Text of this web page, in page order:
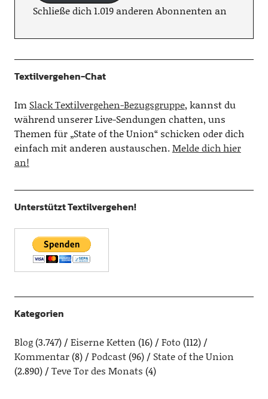
Schließe dich 1.019 anderen Abonnenten an
Textilvergehen-Chat
Im Slack Textilvergehen-Bezugsgruppe, kannst du
während unserer Live-Sendungen chatten, uns
Themen für „State of the Union“ schicken oder dich
einfach mit anderen austauschen.Melde dich hier
an!
Unterstützt Textilvergehen!
Kategorien
Blog(3.747) Eiserne Ketten (16) Foto (112)
Kommentar(8) Podcast(96)
State of the Union
(2.890)
Teve Tor des Monats (4)